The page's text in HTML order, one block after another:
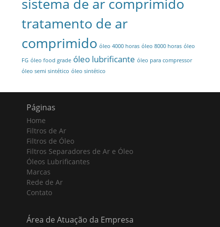
sistema de ar comprimido
tratamento de ar
comprimido óleo 4000 horas óleo 8000 horas óleo
FG óleo food grade óleo lubrificante óleo para compressor
óleo semi sintético óleo sintético
Páginas
Home
Filtros de Ar
Filtros de Óleo
Filtros Separadores de Ar e Óleo
Óleos Lubrificantes
Marcas
Rede de Ar
Contato
Área de Atuação da Empresa